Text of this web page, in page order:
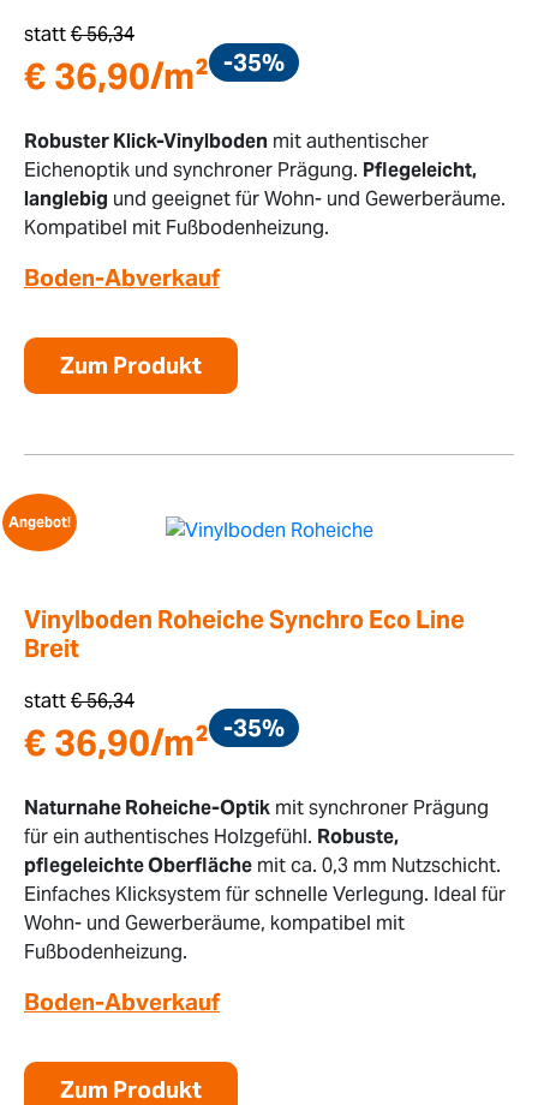
statt€56,34
€ 36,90/m² -35%
Robuster Klick-Vinylboden mit authentischer
Eichenoptik und synchroner Prägung. Pflegeleicht,
langlebig und geeignet für Wohn- und Gewerberäume.
Kompatibel mit Fußbodenheizung.
Boden-Abverkauf
Zum Produkt
Angebot!
Vinylboden Roheiche Synchro Eco Line
Breit
statt€56,34
€ 36,90/m² -35%
Naturnahe Roheiche-Optik mit synchroner Prägung
für ein authentisches Holzgefühl. Robuste,
pflegeleichte Oberfläche mit ca. 0,3 mm Nutzschicht.
Einfaches Klicksystem für schnelle Verlegung. Ideal für
Wohn- und Gewerberäume, kompatibel mit
Fußbodenheizung.
Boden-Abverkauf
Zum Produkt